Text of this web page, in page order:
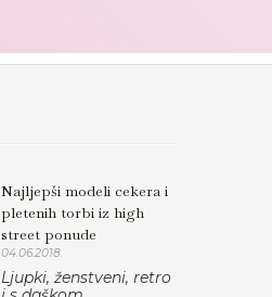
Najljepši modeli cekera i
pletenih torbi iz high
street ponude
04.06.2018.
Ljupki, ženstveni, retro